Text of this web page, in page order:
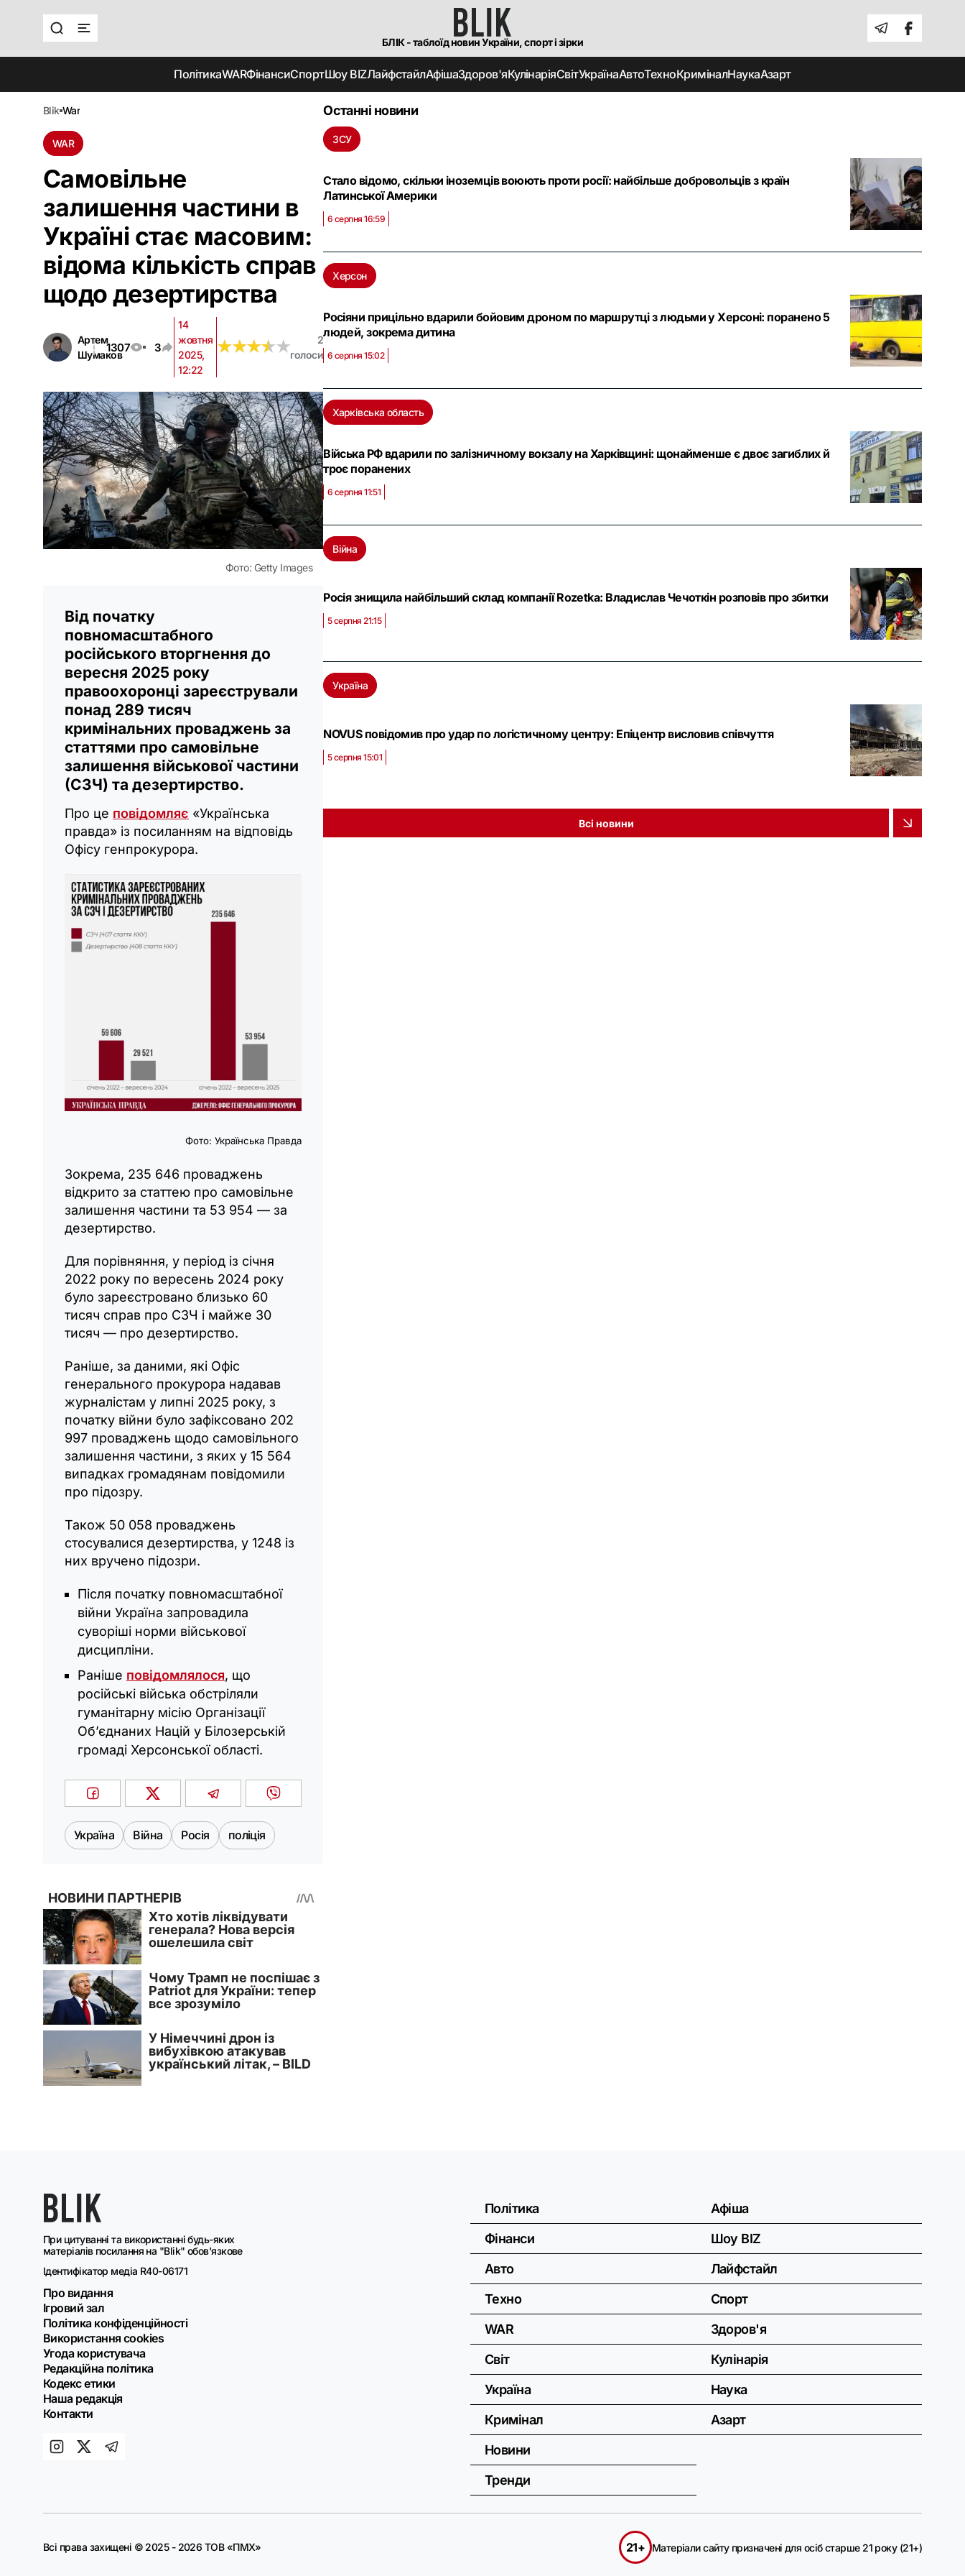
БЛІК - таблоїд новин України, спорт і зірки
ПолітикаWARФінансиСпортШоу BIZЛайфстайлАфішаЗдоров'яКулінаріяСвітУкраїнаАвтоТехноКриміналНаукаАзарт
blik war
WAR
Самовільне
залишення частини в
Україні стає масовим:
відома кількість справ
щодо дезертирства
Артем
Шумаков
1307 3
14
жовтня
2025,
12:22
★★★★★
★★★★★
2
голоси
Фото: Getty Images
Від початку
повномасштабного
російського вторгнення до
вересня 2025 року
правоохоронці зареєстрували
понад 289 тисяч
кримінальних проваджень за
статтями про самовільне
залишення військової частини
(СЗЧ) та дезертирство.
Про це повідомляє «Українська
правда» із посиланням на відповідь
Офісу генпрокурора.
Фото: Українська Правда
Зокрема, 235 646 проваджень
відкрито за статтею про самовільне
залишення частини та 53 954 — за
дезертирство.
Для порівняння, у період із січня
2022 року по вересень 2024 року
було зареєстровано близько 60
тисяч справ про СЗЧ і майже 30
тисяч — про дезертирство.
Раніше, за даними, які Офіс
генерального прокурора надавав
журналістам у липні 2025 року, з
початку війни було зафіксовано 202
997 проваджень щодо самовільного
залишення частини, з яких у 15 564
випадках громадянам повідомили
про підозру.
Також 50 058 проваджень
стосувалися дезертирства, у 1248 із
них вручено підозри.
Після початку повномасштабної
війни Україна запровадила
суворіші норми військової
дисципліни.
Раніше повідомлялося, що
російські війська обстріляли
гуманітарну місію Організації
Об’єднаних Націй у Білозерській
громаді Херсонської області.
Україна Війна Росія поліція
Останні новини
ЗСУ
Стало відомо, скільки іноземців воюють проти росії: найбільше добровольців з країн
Латинської Америки
6 серпня 16:59
Херсон
Росіяни прицільно вдарили бойовим дроном по маршрутці з людьми у Херсоні: поранено 5
людей, зокрема дитина
6 серпня 15:02
Харківська область
Війська РФ вдарили по залізничному вокзалу на Харківщині: щонайменше є двоє загиблих й
троє поранених
6 серпня 11:51
Війна
Росія знищила найбільший склад компанії Rozetka: Владислав Чечоткін розповів про збитки
5 серпня 21:15
Україна
NOVUS повідомив про удар по логістичному центру: Eпіцентр висловив співчуття
5 серпня 15:01
Всі новини
При цитуванні та використанні будь-яких
матеріалів посилання на "Blik" обов'язкове
Ідентифікатор медіа R40-06171
Про видання
Ігровий зал
Політика конфіденційності
Використання cookies
Угода користувача
Редакційна політика
Кодекс етики
Наша редакція
Контакти
Політика
Фінанси
Авто
Техно
WAR
Світ
Україна
Кримінал
Новини
Тренди
Афіша
Шоу BIZ
Лайфстайл
Спорт
Здоров'я
Кулінарія
Наука
Азарт
Всі права захищені © 2025 - 2026 ТОВ «ПМХ» 21+ Матеріали сайту призначені для осіб старше 21 року (21+)